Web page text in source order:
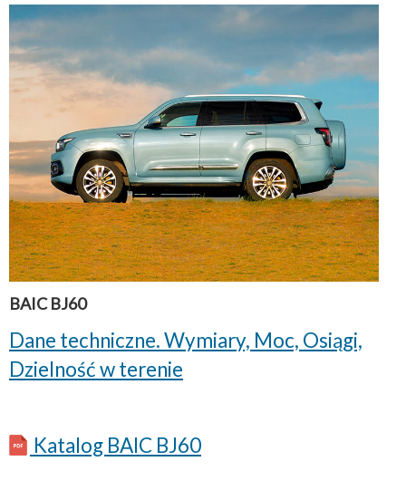
BAIC BJ60
Dane techniczne. Wymiary, Moc, Osiągi,
Dzielność w terenie
Katalog BAIC BJ60